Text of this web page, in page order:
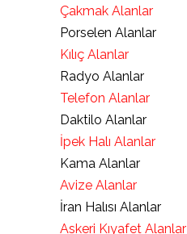
Çakmak Alanlar
Porselen Alanlar
Kılıç Alanlar
Radyo Alanlar
Telefon Alanlar
Daktilo Alanlar
İpek Halı Alanlar
Kama Alanlar
Avize Alanlar
İran Halısı Alanlar
Askeri Kıyafet Alanlar